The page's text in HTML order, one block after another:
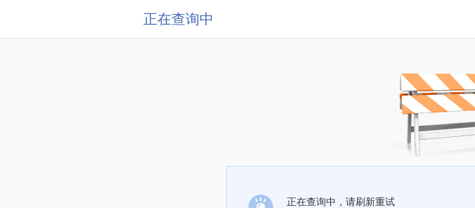
正在查询中
正在查询中，请刷新重试